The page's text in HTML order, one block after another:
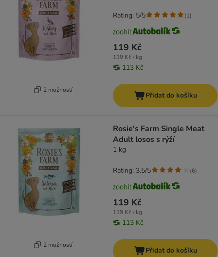
2 možností
119 Kč
119 Kč / kg
113 Kč
Rating: 5/5 (1)
Přidat do košíku
2 možností
Rosie's Farm Single Meat
Adult losos s rýží
1 kg
119 Kč
119 Kč / kg
113 Kč
Rating: 3.5/5 (6)
Přidat do košíku